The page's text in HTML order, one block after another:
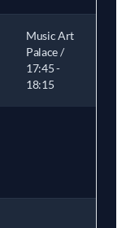
Music Art
Palace /
17:45 -
18:15